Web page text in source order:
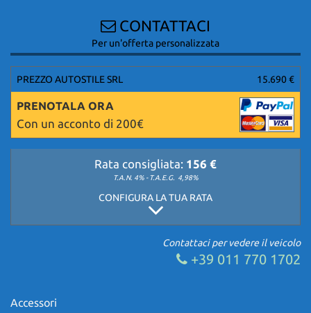
CONTATTACI
Per un'offerta personalizzata
PREZZO AUTOSTILE SRL 15.690 €
PRENOTALA ORA
Con un acconto di 200€
Rata consigliata: 156 €
T.A.N. 4% - T.A.E.G. 4,98%
CONFIGURA LA TUA RATA
Contattaci per vedere il veicolo
+39 011 770 1702
Accessori